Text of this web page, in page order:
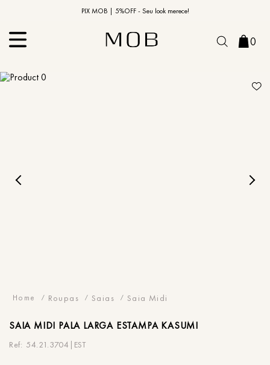
PIX MOB | 5%OFF - Seu look merece!
10% OFF na primeira compra | Cupom: BEMVINDO10*
0
Roupas Saias Saia Midi
SAIA MIDI PALA LARGA ESTAMPA KASUMI
54.21.3704|EST